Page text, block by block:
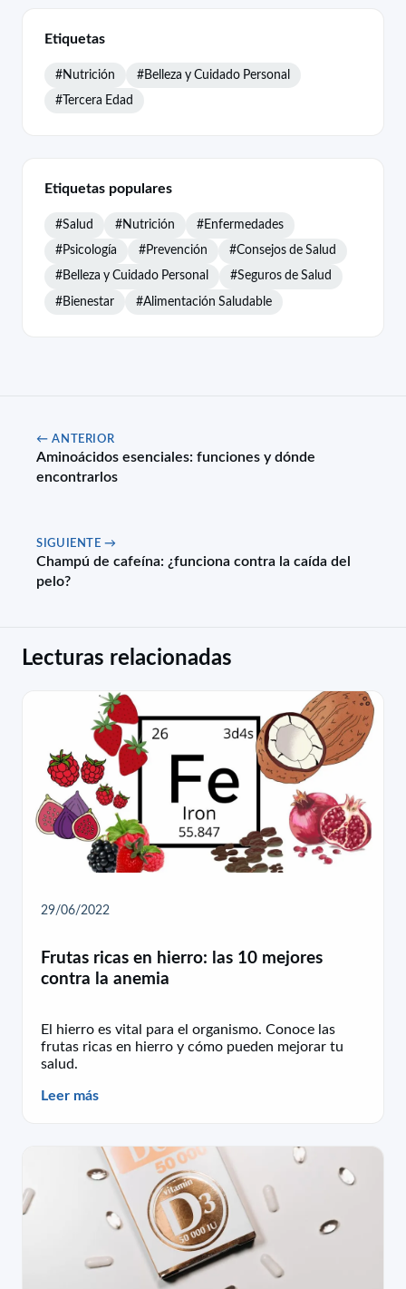
Etiquetas
#Nutrición #Belleza y Cuidado Personal
#Tercera Edad
Etiquetas populares
#Salud #Nutrición #Enfermedades
#Psicología #Prevención #Consejos de Salud
#Belleza y Cuidado Personal #Seguros de Salud
#Bienestar #Alimentación Saludable
← ANTERIOR
Aminoácidos esenciales: funciones y dónde
encontrarlos
SIGUIENTE →
Champú de cafeína: ¿funciona contra la caída del
pelo?
Lecturas relacionadas
29/06/2022
Frutas ricas en hierro: las 10 mejores
contra la anemia
El hierro es vital para el organismo. Conoce las
frutas ricas en hierro y cómo pueden mejorar tu
salud.
Leer más